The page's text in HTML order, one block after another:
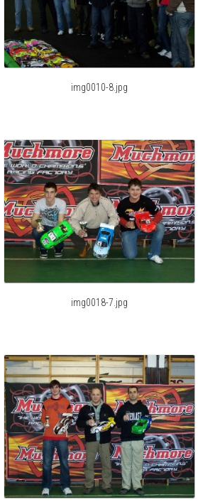
img0010-8.jpg
img0018-7.jpg